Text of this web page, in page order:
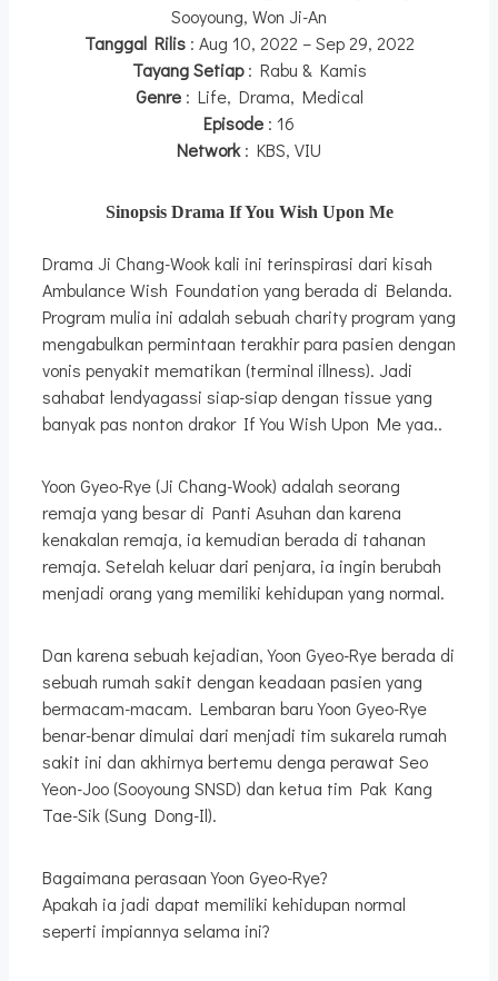
Sooyoung, Won Ji-An
Tanggal Rilis : Aug 10, 2022 – Sep 29, 2022
Tayang Setiap: Rabu & Kamis
Genre : Life, Drama, Medical
Episode : 16
Network: KBS, VIU
Sinopsis Drama If You Wish Upon Me
Drama Ji Chang-Wook kali ini terinspirasi dari kisah
Ambulance Wish Foundation yang berada di Belanda.
Program mulia ini adalah sebuah charity program yang
mengabulkan permintaan terakhir para pasien dengan
vonis penyakit mematikan (terminal illness). Jadi
sahabat lendyagassi siap-siap dengan tissue yang
banyak pas nonton drakor If You Wish Upon Me yaa..
Yoon Gyeo-Rye (Ji Chang-Wook) adalah seorang
remaja yang besar di Panti Asuhan dan karena
kenakalan remaja, ia kemudian berada di tahanan
remaja. Setelah keluar dari penjara, ia ingin berubah
menjadi orang yang memiliki kehidupan yang normal.
Dan karena sebuah kejadian, Yoon Gyeo-Rye berada di
sebuah rumah sakit dengan keadaan pasien yang
bermacam-macam. Lembaran baru Yoon Gyeo-Rye
benar-benar dimulai dari menjadi tim sukarela rumah
sakit ini dan akhirnya bertemu denga perawat Seo
Yeon-Joo (Sooyoung SNSD) dan ketua tim Pak Kang
Tae-Sik (Sung Dong-Il).
Bagaimana perasaan Yoon Gyeo-Rye?
Apakah ia jadi dapat memiliki kehidupan normal
seperti impiannya selama ini?